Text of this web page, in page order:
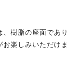
樹脂の座面であ
楽しみいただけま